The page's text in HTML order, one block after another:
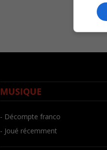
MUSIQUE
- Décompte franco
- Joué récemment